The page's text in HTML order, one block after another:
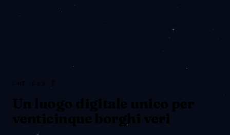
CHE COS'È
Un luogo digitale unico per
venticinque borghi veri